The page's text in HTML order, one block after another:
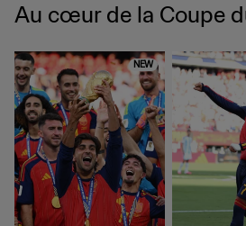
Au cœur de la Coupe
NEW